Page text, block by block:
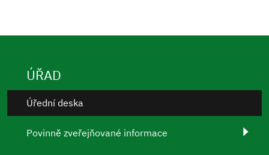
ÚŘAD
Úřední deska
Povinně zveřejňované informace